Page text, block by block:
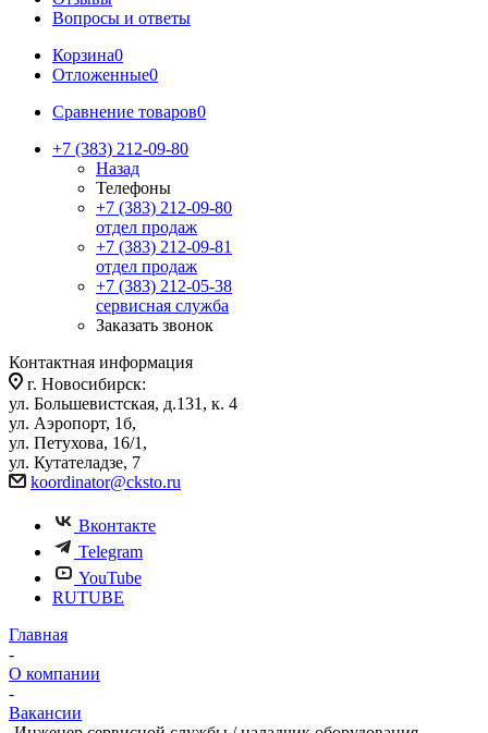
Вопросы и ответы
Корзина0
Отложенные0
Сравнение товаров0
+7 (383) 212-09-80
Назад
Телефоны
+7 (383) 212-09-80
отдел продаж
+7 (383) 212-09-81
отдел продаж
+7 (383) 212-05-38
сервисная служба
Заказать звонок
Контактная информация
г. Новосибирск:
ул. Большевистская, д.131, к. 4
ул. Аэропорт, 1б,
ул. Петухова, 16/1,
ул. Кутателадзе, 7
koordinator@cksto.ru
Вконтакте
Telegram
YouTube
RUTUBE
Главная
-
О компании
-
Вакансии